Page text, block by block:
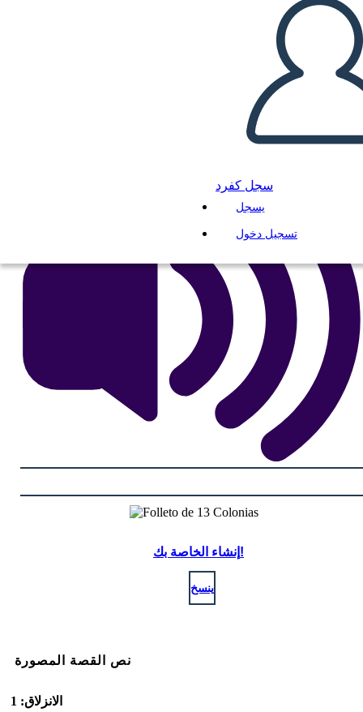
سجل كفرد
يسجل
تسجيل دخول
إنشاء الخاصة بك!
ينسخ
نص القصة المصورة
الانزلاق: 1